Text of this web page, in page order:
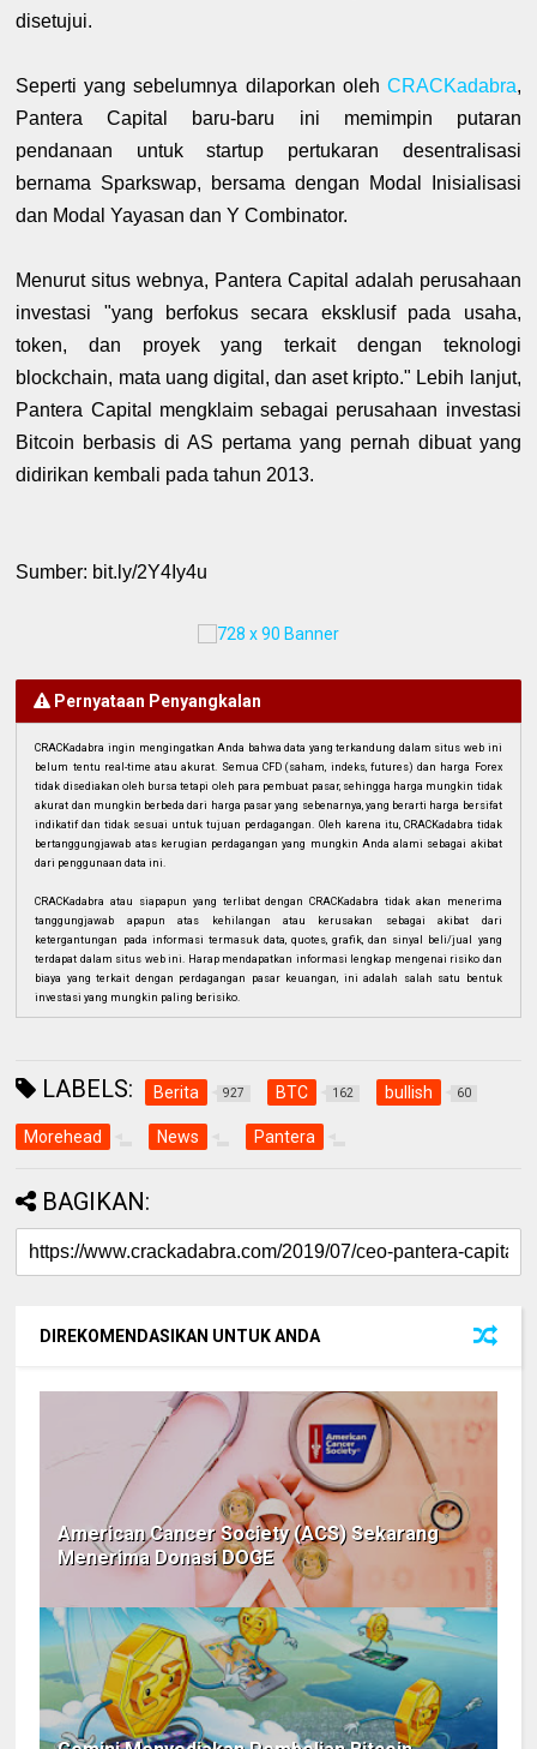
disetujui.
Seperti yang sebelumnya dilaporkan oleh CRACKadabra,
Pantera Capital baru-baru ini memimpin putaran
pendanaan untuk startup pertukaran desentralisasi
bernama Sparkswap, bersama dengan Modal Inisialisasi
dan Modal Yayasan dan Y Combinator.
Menurut situs webnya, Pantera Capital adalah perusahaan
investasi "yang berfokus secara eksklusif pada usaha,
token, dan proyek yang terkait dengan teknologi
blockchain, mata uang digital, dan aset kripto." Lebih lanjut,
Pantera Capital mengklaim sebagai perusahaan investasi
Bitcoin berbasis di AS pertama yang pernah dibuat yang
didirikan kembali pada tahun 2013.
Sumber: bit.ly/2Y4Iy4u
Pernyataan Penyangkalan
CRACKadabra ingin mengingatkan Anda bahwa data yang terkandung dalam situs web ini
belum tentu real-time atau akurat. Semua CFD (saham, indeks, futures) dan harga Forex
tidak disediakan oleh bursa tetapi oleh para pembuat pasar, sehingga harga mungkin tidak
akurat dan mungkin berbeda dari harga pasar yang sebenarnya, yang berarti harga bersifat
indikatif dan tidak sesuai untuk tujuan perdagangan. Oleh karena itu, CRACKadabra tidak
bertanggungjawab atas kerugian perdagangan yang mungkin Anda alami sebagai akibat
dari penggunaan data ini.
CRACKadabra atau siapapun yang terlibat dengan CRACKadabra tidak akan menerima
tanggungjawab apapun atas kehilangan atau kerusakan sebagai akibat dari
ketergantungan pada informasi termasuk data, quotes, grafik, dan sinyal beli/jual yang
terdapat dalam situs web ini. Harap mendapatkan informasi lengkap mengenai risiko dan
biaya yang terkait dengan perdagangan pasar keuangan, ini adalah salah satu bentuk
investasi yang mungkin paling berisiko.
LABELS: Berita 927 BTC 162 bullish 60
Morehead News Pantera
BAGIKAN:
DIREKOMENDASIKAN UNTUK ANDA
American Cancer Society (ACS) Sekarang
Menerima Donasi DOGE